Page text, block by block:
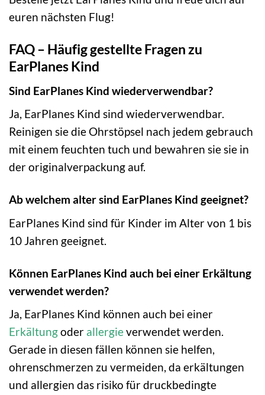
euren nächsten Flug!
FAQ – Häufig gestellte Fragen zu
EarPlanes Kind
Sind EarPlanes Kind wiederverwendbar?
Ja, EarPlanes Kind sind wiederverwendbar.
Reinigen sie die Ohrstöpsel nach jedem gebrauch
mit einem feuchten tuch und bewahren sie sie in
der originalverpackung auf.
Ab welchem alter sind EarPlanes Kind geeignet?
EarPlanes Kind sind für Kinder im Alter von 1 bis
10 Jahren geeignet.
Können EarPlanes Kind auch bei einer Erkältung
verwendet werden?
Ja, EarPlanes Kind können auch bei einer
Erkältungoder allergieverwendet werden.
Gerade in diesen fällen können sie helfen,
ohrenschmerzen zu vermeiden, da erkältungen
und allergien das risiko für druckbedingte